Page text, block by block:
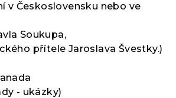
v Československu nebo ve
Soukupa,
přítele Jaroslava Švestky.)
- ukázky)